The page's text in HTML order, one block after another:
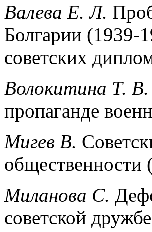
Валева Е. Л.
Болгарии (1939-
советских
Волокитина Т. В.
пропаганде
Мигев В.
общественности
Миланова С.
советской